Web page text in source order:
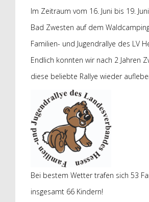
Im Zeitraum vom 16. Juni bis 19.
Bad Zwesten auf dem
Familien- und Jugendrallye des LV
Endlich konnten wir nach 2 Jahren
diese beliebte Rallye wieder
Bei bestem Wetter trafen sich 53
insgesamt 66 Kindern!